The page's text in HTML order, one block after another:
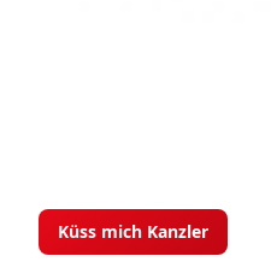
Küss mich Kanzler